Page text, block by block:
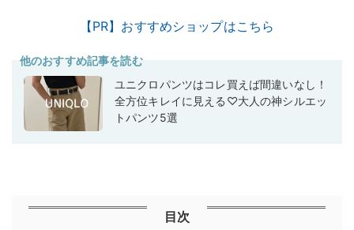
【PR】おすすめショップはこちら
他のおすすめ記事を読む
ユニクロパンツはコレ買えば間違いなし！
全方位キレイに見える♡大人の神シルエッ
トパンツ5選
目次